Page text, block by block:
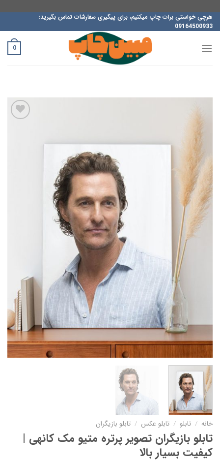
محتوا
بروید
هرچی خواستی برات چاپ میکنیم، برای پیگیری سفارشات تماس بگیرید:
09164500933
0
خانه / تابلو / تابلو عکس / تابلو بازیگران
تابلو بازیگران تصویر پرتره متیو مک کانهی |
کیفیت بسیار بالا